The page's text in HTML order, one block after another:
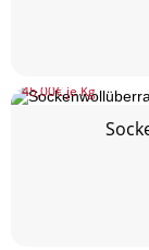
45,00€ je Kg